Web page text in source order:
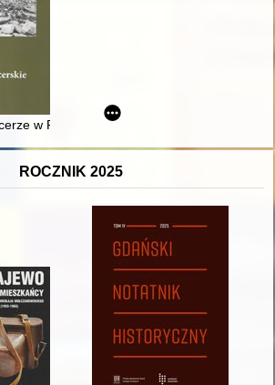
w PTTK
ROCZNIK 2025